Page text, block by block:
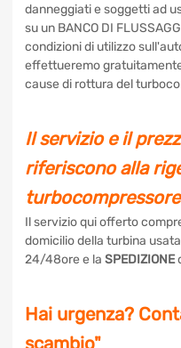
danneggiati e soggetti ad
testato su un BANCO DI
simula le condizioni di
effettueremo
cause di rottura del
Il servizio e il
riferiscono alla
Il servizio qui offerto
domicilio della turbina
in 24/48ore e la
Hai urgenza?
di scambio"